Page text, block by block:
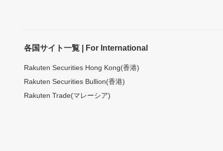
各国サイト一覧 | For International
Rakuten Securities Hong Kong(香港)
Rakuten Securities Bullion(香港)
Rakuten Trade(マレーシア)